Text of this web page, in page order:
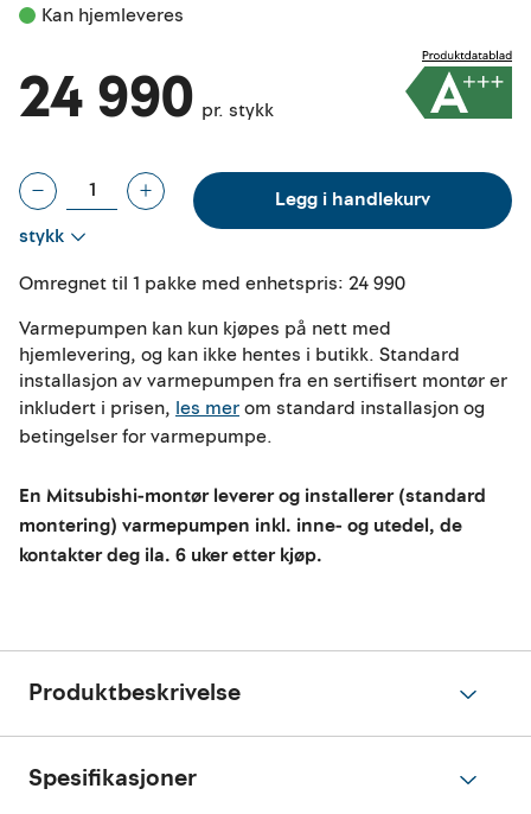
Kan hjemleveres
24 990 pr. stykk
stykk
Legg i handlekurv
Omregnet til 1 pakke med enhetspris: 24 990
Varmepumpen kan kun kjøpes på nett med
hjemlevering, og kan ikke hentes i butikk. Standard
installasjon av varmepumpen fra en sertifisert montør er
inkludert i prisen, les merom standard installasjon og
betingelser for varmepumpe.
En Mitsubishi-montør leverer og installerer (standard
montering) varmepumpen inkl. inne- og utedel, de
kontakter deg ila. 6 uker etter kjøp.
Produktbeskrivelse
Spesifikasjoner